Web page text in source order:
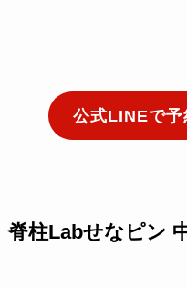
公式LINEで予
脊柱Labせなピン